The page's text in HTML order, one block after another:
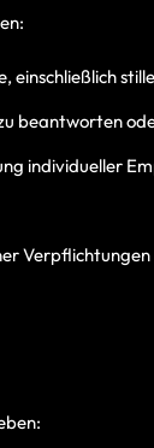
einschließlich
beantworten
individueller
Verpflichtungen